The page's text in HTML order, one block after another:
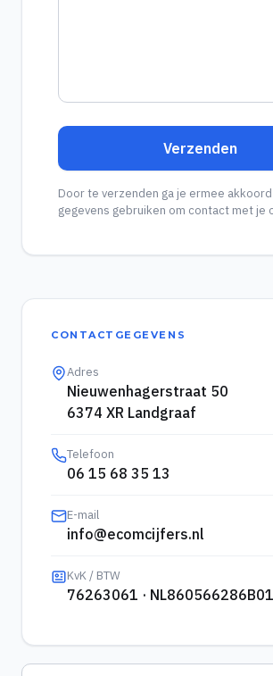
Verzenden
Door te verzenden ga je ermee
gegevens gebruiken om contact met je
CONTACTGEGEVENS
Adres
Nieuwenhagerstraat 50
6374 XR Landgraaf
Telefoon
06 15 68 35 13
E-mail
info@ecomcijfers.nl
KvK / BTW
76263061 · NL860566286B01